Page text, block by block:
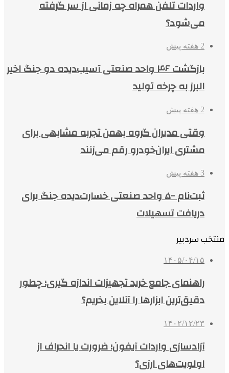
واردات تلفن همراه چه زمانی از سر گرفته
می‌شود؟
2 هفته پیش
بازگشت ۴۶ واحد صنعتی آسیب‌دیده دو جنگ اخیر
البرز به چرخه تولید
2 هفته پیش
وقتی مدیران گروه بهمن تجربه مشابهی برای
مشتری ایران‌خودرو رقم می‌زنند
3 هفته پیش
ثبت‌نام ۵۰۰ واحد صنعتی خسارت‌دیده جنگ برای
دریافت تسهیلات
منتخب سردبیر
۱۴۰۵/۰۴/۱۵
راهنمای جامع خرید تجهیزات اندازه گیری؛ چطور
دقیق‌ترین ابزارها را آنلاین بخریم؟
۱۴۰۲/۱۲/۲۳
آزادسازی واردات آیفون؛ ضرورت یا انحراف از
اولویت‌های ارزی؟